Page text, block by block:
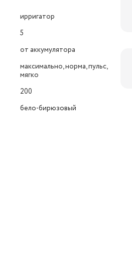
ирригатор
5
от аккумулятора
максимально, норма, пульс,
мягко
200
бело-бирюзовый